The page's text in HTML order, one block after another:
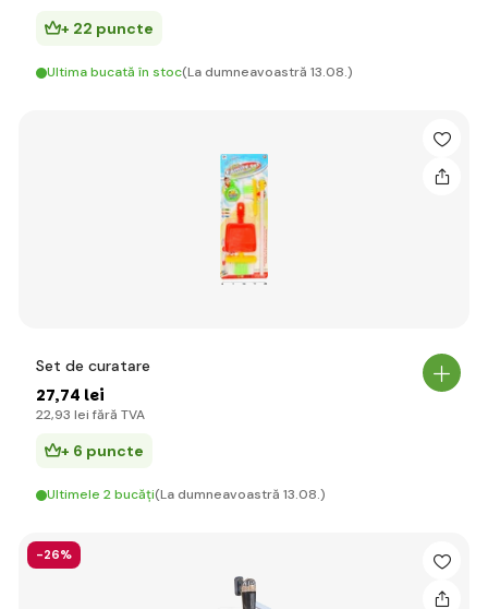
+ 22 puncte
Ultima bucată în stoc(La dumneavoastră 13.08.)
Set de curatare
27,74 lei
22,93 lei fără TVA
+ 6 puncte
Ultimele 2 bucăți(La dumneavoastră 13.08.)
-26%